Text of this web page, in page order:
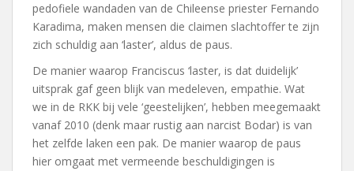
pedofiele wandaden van de Chileense priester Fernando
Karadima, maken mensen die claimen slachtoffer te zijn
zich schuldig aan ‘laster’, aldus de paus.
De manier waarop Franciscus ‘laster, is dat duidelijk’
uitsprak gaf geen blijk van medeleven, empathie. Wat
we in de RKK bij vele ‘geestelijken’, hebben meegemaakt
vanaf 2010 (denk maar rustig aan narcist Bodar) is van
het zelfde laken een pak. De manier waarop de paus
hier omgaat met vermeende beschuldigingen is